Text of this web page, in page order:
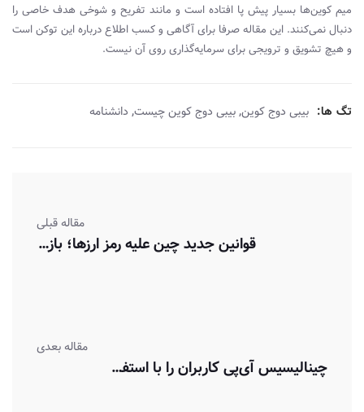
میم کوین‌ها بسیار پیش پا افتاده‌ است و مانند تفریح و شوخی هدف خاصی را
دنبال نمی‌کنند. این مقاله صرفا برای آگاهی و کسب اطلاع درباره این توکن است
و هیچ تشویق و ترویجی برای سرمایه‌گذاری روی آن نیست.
تگ ها: بیبی دوج کوین,بیبی دوج کوین چیست, دانشنامه
مقاله قبلی
قوانین جدید چین علیه رمز ارزها؛ بازار دوباره قرمزپوش شد
مقاله بعدی
چینالیسیس آی‌پی کاربران را با استفاده از مرورگر بلاکچین ثبت می‌کند.